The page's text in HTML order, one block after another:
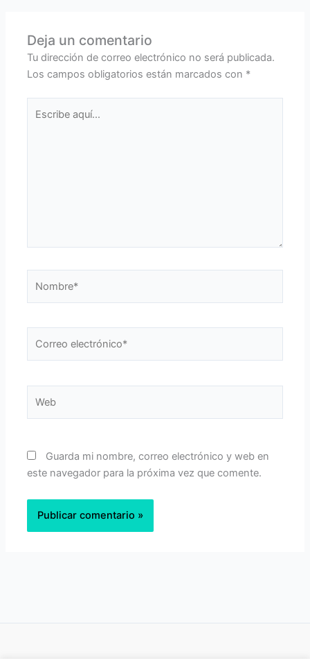
Deja un comentario
Tu dirección de correo electrónico no será publicada.
Los campos obligatorios están marcados con *
aquí...
electrónico*
Guarda mi nombre, correo electrónico y web en
este navegador para la próxima vez que comente.